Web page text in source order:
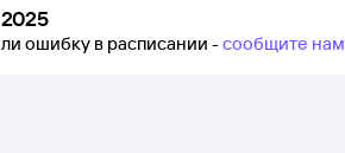
ошибку в расписании -сообщите нам